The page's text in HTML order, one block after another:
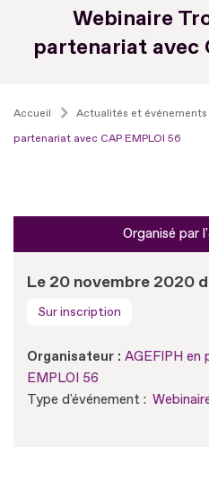
Webinaire
partenariat avec
Accueil Actualités et événements
partenariat avec CAP EMPLOI 56
Organisé par l'
Le 20 novembre 2020
Sur inscription
Organisateur : AGEFIPH en
EMPLOI 56
Type d'événement :